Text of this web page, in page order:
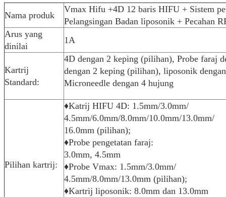
Nama produk
Vmax Hifu +4D 12 baris HIFU + Sistem
Pelangsingan Badan liposonik + Pecahan
Arus yang
dinilai
1A
Kartrij
Standard:
4D dengan 2 keping (pilihan), Probe faraj
dengan 2 keping (pilihan), liposonik
Microneedle dengan 4 hujung
Pilihan kartrij:
♦Katrij HIFU 4D: 1.5mm/3.0mm/
4.5mm/6.0mm/8.0mm/10.0mm/13.0mm/
16.0mm (pilihan);
♦Probe pengetatan faraj:
3.0mm, 4.5mm
♦Probe Vmax: 1.5mm/3.0mm/
4.5mm/8.0mm/13.0mm (pilihan);
♦Kartrij liposonik: 8.0mm dan 13.0mm